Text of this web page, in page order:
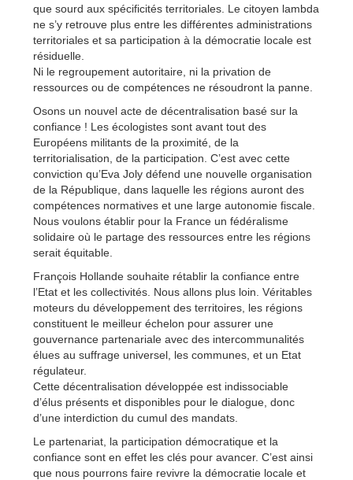
que sourd aux spécificités territoriales. Le citoyen lambda
ne s’y retrouve plus entre les différentes administrations
territoriales et sa participation à la démocratie locale est
résiduelle.
Ni le regroupement autoritaire, ni la privation de
ressources ou de compétences ne résoudront la panne.
Osons un nouvel acte de décentralisation basé sur la
confiance ! Les écologistes sont avant tout des
Européens militants de la proximité, de la
territorialisation, de la participation. C’est avec cette
conviction qu’Eva Joly défend une nouvelle organisation
de la République, dans laquelle les régions auront des
compétences normatives et une large autonomie fiscale.
Nous voulons établir pour la France un fédéralisme
solidaire où le partage des ressources entre les régions
serait équitable.
François Hollande souhaite rétablir la confiance entre
l’Etat et les collectivités. Nous allons plus loin. Véritables
moteurs du développement des territoires, les régions
constituent le meilleur échelon pour assurer une
gouvernance partenariale avec des intercommunalités
élues au suffrage universel, les communes, et un Etat
régulateur.
Cette décentralisation développée est indissociable
d’élus présents et disponibles pour le dialogue, donc
d’une interdiction du cumul des mandats.
Le partenariat, la participation démocratique et la
confiance sont en effet les clés pour avancer. C’est ainsi
que nous pourrons faire revivre la démocratie locale et